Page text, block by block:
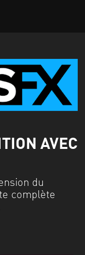
AVEC
du
complète